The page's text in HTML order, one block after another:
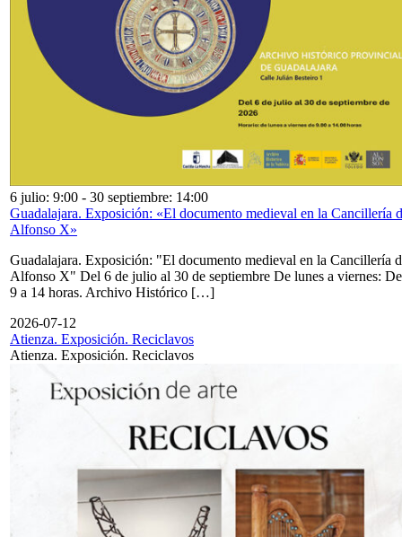
6 julio: 9:00 - 30 septiembre: 14:00
Guadalajara. Exposición: «El documento medieval en la Cancillería
Alfonso X»
Guadalajara. Exposición: "El documento medieval en la Cancillería
Alfonso X" Del 6 de julio al 30 de septiembre De lunes a viernes: De
9 a 14 horas. Archivo Histórico […]
2026-07-12
Atienza. Exposición. Reciclavos
Atienza. Exposición. Reciclavos